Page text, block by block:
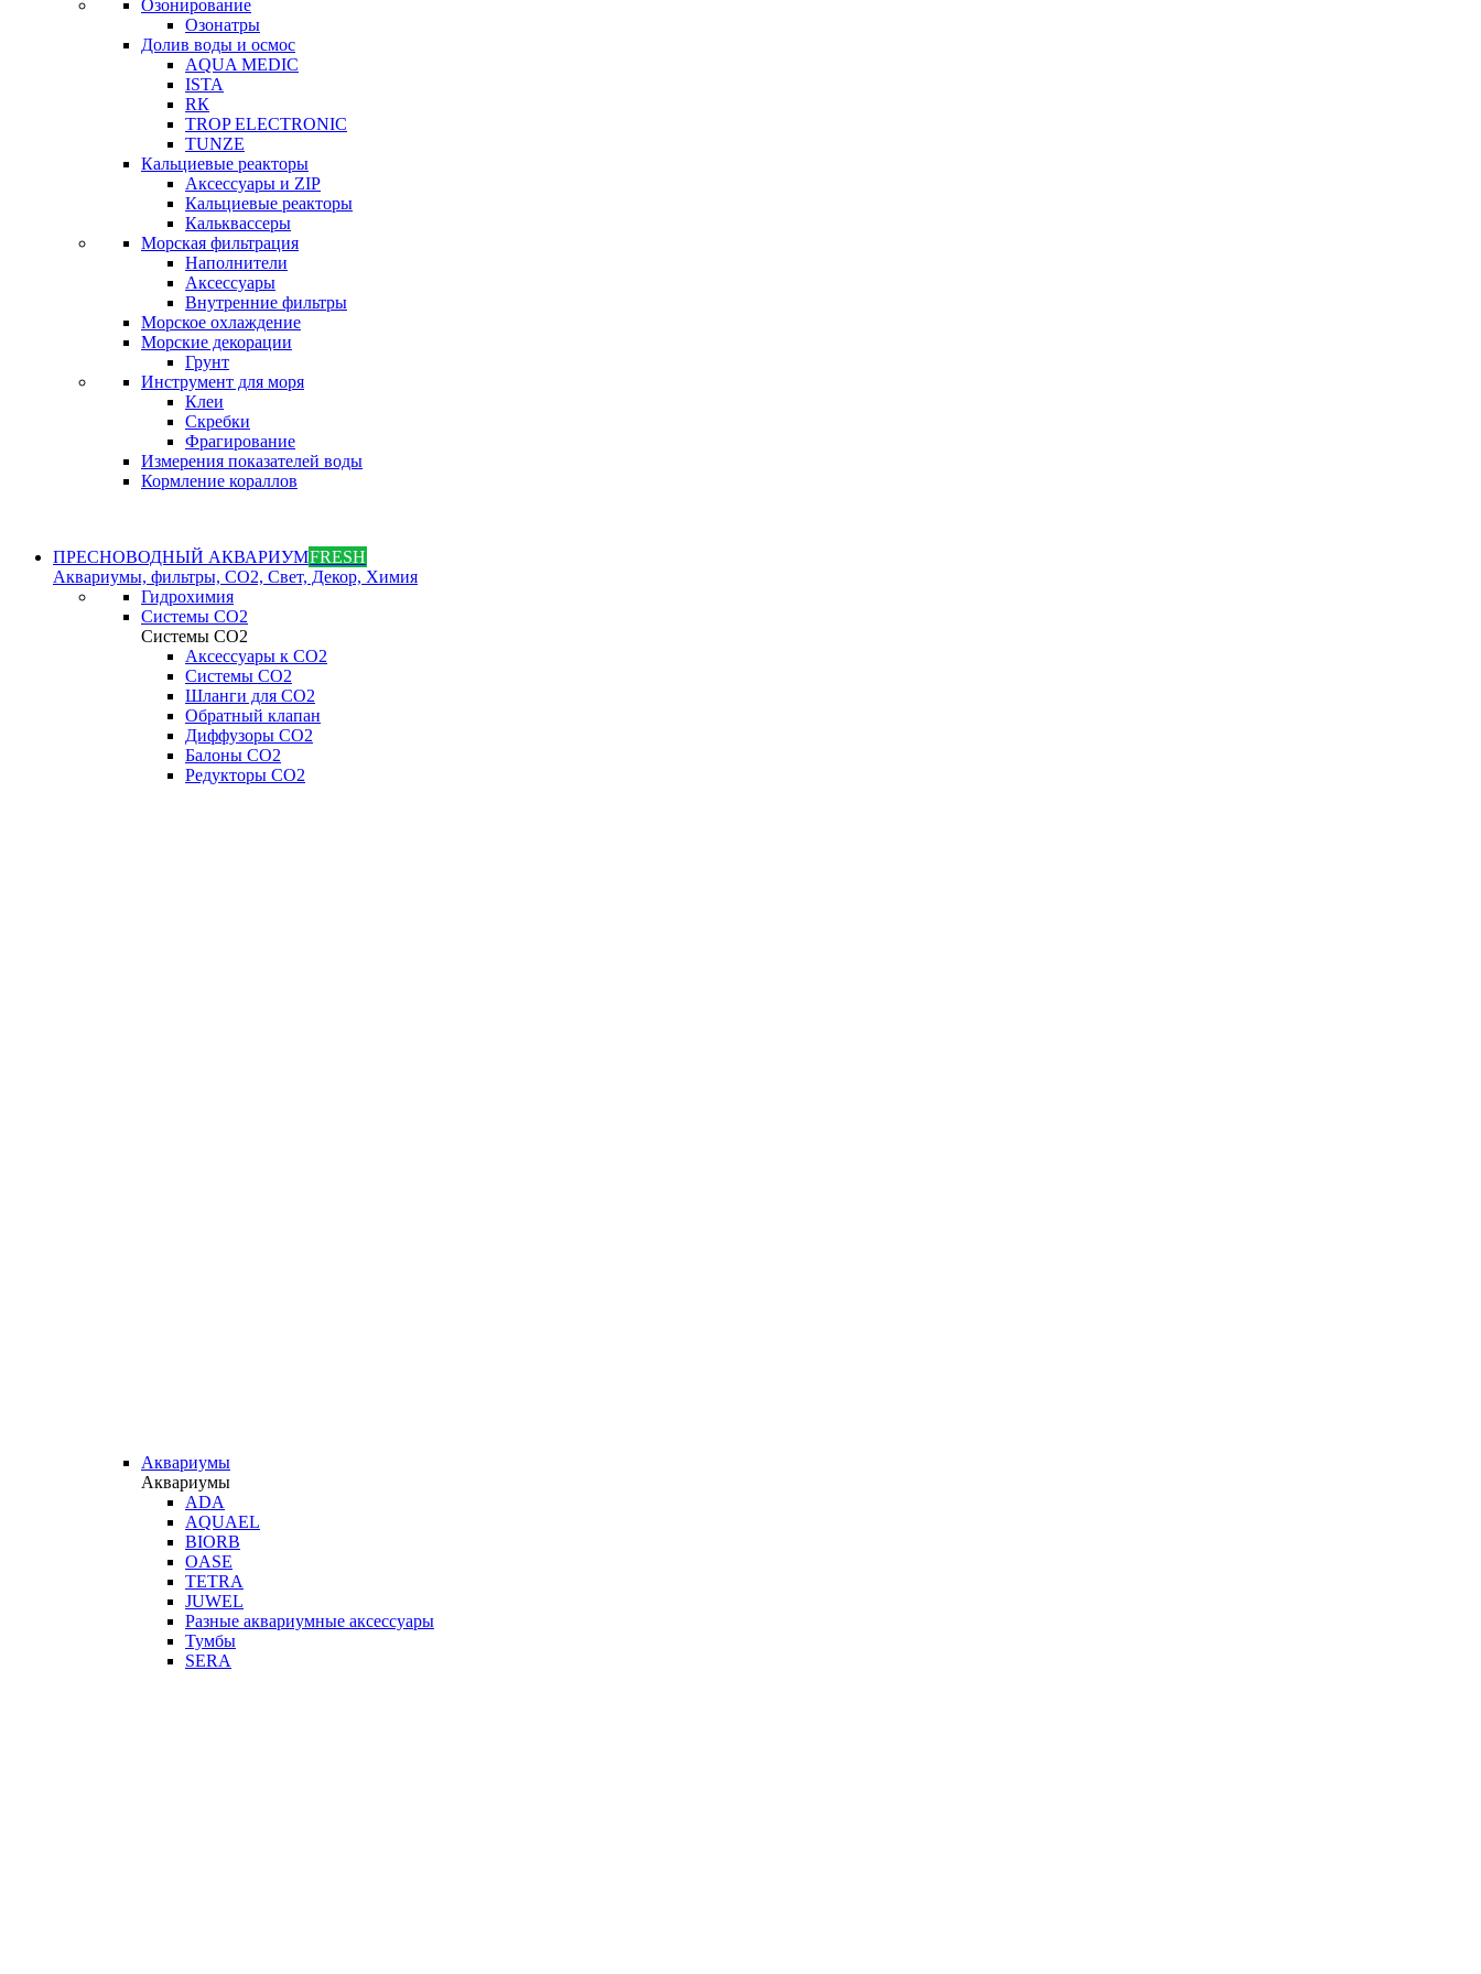
Озонирование
Озонатры
Долив воды и осмос
AQUA MEDIC
ISTA
RК
TROP ELECTRONIC
TUNZE
Кальциевые реакторы
Аксессуары и ZIP
Кальциевые реакторы
Кальквассеры
Морская фильтрация
Наполнители
Аксессуары
Внутренние фильтры
Морское охлаждение
Морские декорации
Грунт
Инструмент для моря
Клеи
Скребки
Фрагирование
Измерения показателей воды
Кормление кораллов
ПРЕСНОВОДНЫЙ АКВАРИУМFRESH
Аквариумы, фильтры, СО2, Свет, Декор, Химия
Гидрохимия
Системы СО2
Системы СО2
Аксессуары к СО2
Системы СО2
Шланги для CO2
Обратный клапан
Диффузоры СO2
Балоны CO2
Редукторы CO2
Аквариумы
Аквариумы
ADA
AQUAEL
BIORB
OASE
TETRA
JUWEL
Разные аквариумные аксессуары
Тумбы
SERA